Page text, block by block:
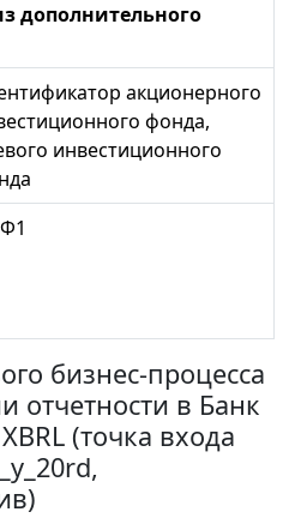
дополнительного
акционерного
фонда,
инвестиционного
бизнес-процесса
отчетности в Банк
(точка входа